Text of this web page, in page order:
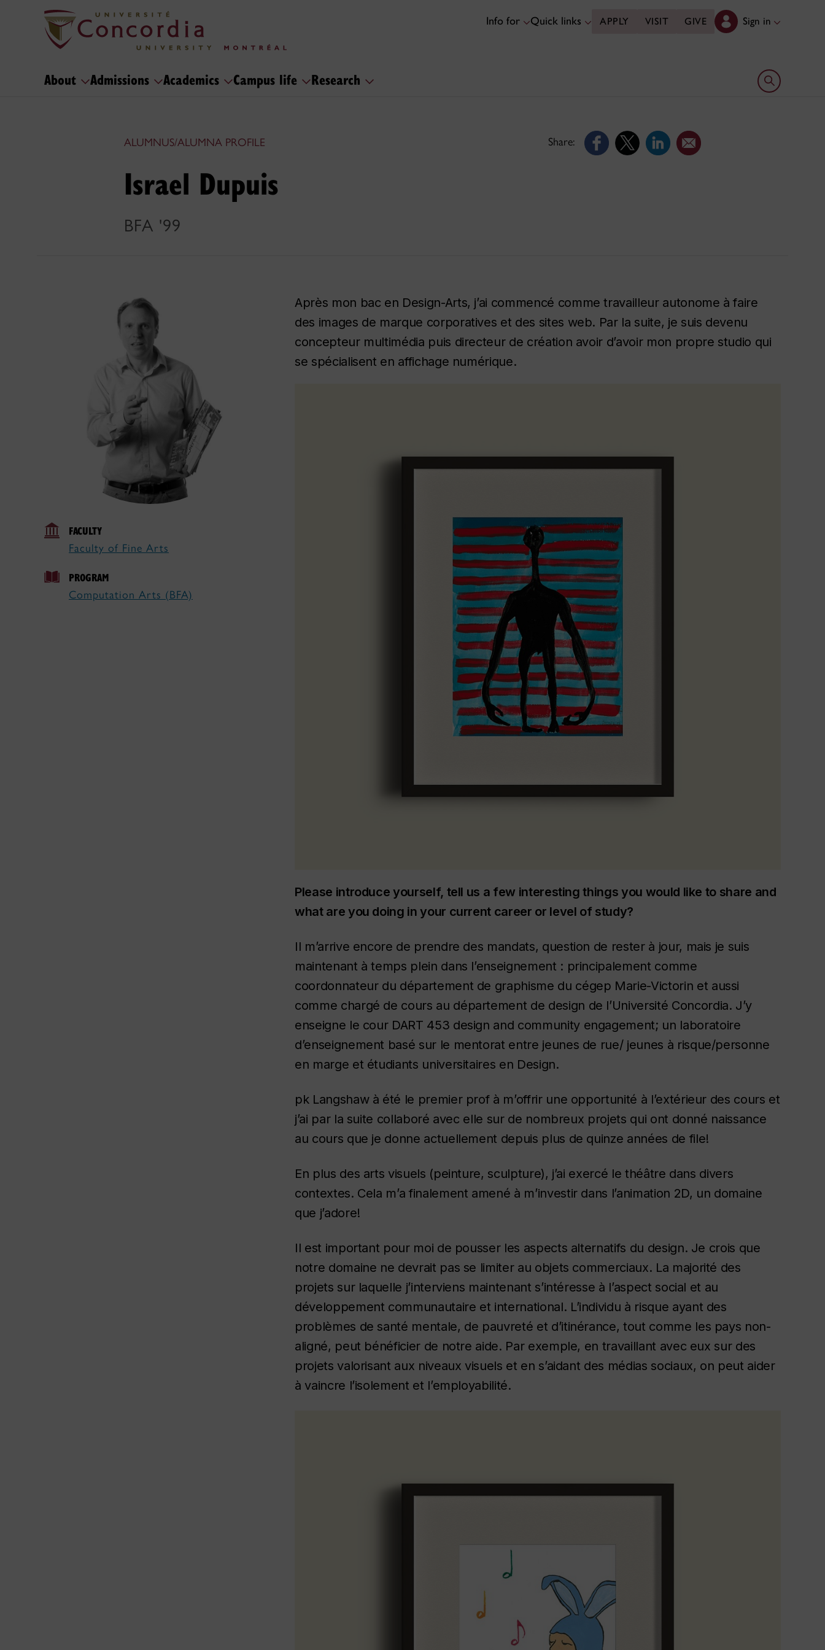
Info for Quick links APPLY VISIT GIVE Sign in
About Admissions Academics Campus life Research Open search
ALUMNUS/ALUMNA PROFILE Share:
Israel Dupuis
BFA '99
FACULTY
Faculty of Fine Arts
PROGRAM
Computation Arts (BFA)
Après mon bac en Design-Arts, j’ai commencé comme travailleur autonome à faire
des images de marque corporatives et des sites web. Par la suite, je suis devenu
concepteur multimédia puis directeur de création avoir d’avoir mon propre studio qui
se spécialisent en affichage numérique.
Please introduce yourself, tell us a few interesting things you would like to share and
what are you doing in your current career or level of study?
Il m’arrive encore de prendre des mandats, question de rester à jour, mais je suis
maintenant à temps plein dans l’enseignement : principalement comme
coordonnateur du département de graphisme du cégep Marie-Victorin et aussi
comme chargé de cours au département de design de l’Université Concordia. J’y
enseigne le cour DART 453 design and community engagement; un laboratoire
d’enseignement basé sur le mentorat entre jeunes de rue/ jeunes à risque/personne
en marge et étudiants universitaires en Design.
pk Langshaw à été le premier prof à m’offrir une opportunité à l’extérieur des cours et
j’ai par la suite collaboré avec elle sur de nombreux projets qui ont donné naissance
au cours que je donne actuellement depuis plus de quinze années de file!
En plus des arts visuels (peinture, sculpture), j’ai exercé le théâtre dans divers
contextes. Cela m’a finalement amené à m’investir dans l’animation 2D, un domaine
que j’adore!
Il est important pour moi de pousser les aspects alternatifs du design. Je crois que
notre domaine ne devrait pas se limiter au objets commerciaux. La majorité des
projets sur laquelle j’interviens maintenant s’intéresse à l’aspect social et au
développement communautaire et international. L’individu à risque ayant des
problèmes de santé mentale, de pauvreté et d’itinérance, tout comme les pays non-
aligné, peut bénéficier de notre aide. Par exemple, en travaillant avec eux sur des
projets valorisant aux niveaux visuels et en s’aidant des médias sociaux, on peut aider
à vaincre l’isolement et l’employabilité.